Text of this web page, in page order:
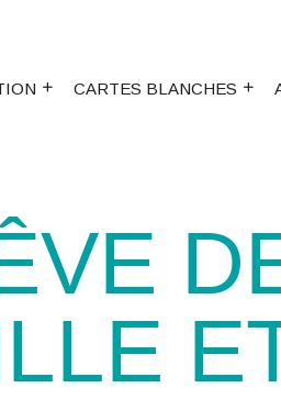
CARTES BLANCHES